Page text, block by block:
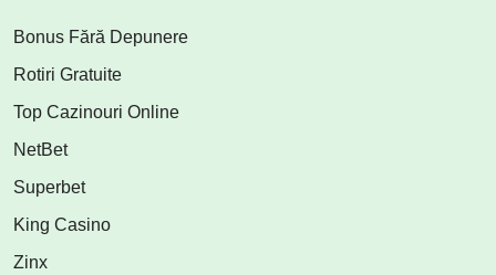
Bonus Fără Depunere
Rotiri Gratuite
Top Cazinouri Online
NetBet
Superbet
King Casino
Zinx